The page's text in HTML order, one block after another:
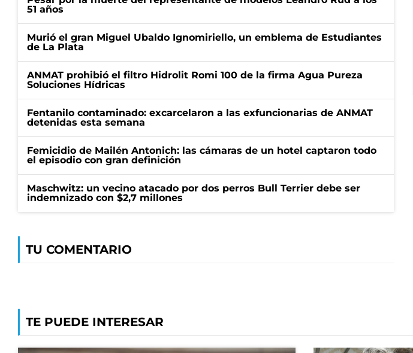
51 años
Murió el gran Miguel Ubaldo Ignomiriello, un emblema de Estudiantes
de La Plata
ANMAT prohibió el filtro Hidrolit Romi 100 de la firma Agua Pureza
Soluciones Hídricas
Fentanilo contaminado: excarcelaron a las exfuncionarias de ANMAT
detenidas esta semana
Femicidio de Mailén Antonich: las cámaras de un hotel captaron todo
el episodio con gran definición
Maschwitz: un vecino atacado por dos perros Bull Terrier debe ser
indemnizado con $2,7 millones
TU COMENTARIO
TE PUEDE INTERESAR